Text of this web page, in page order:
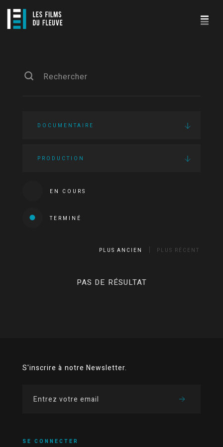
DOCUMENTAIRE
PRODUCTION
EN COURS
TERMINÉ
PLUS ANCIEN PLUS RÉCENT
PAS DE RÉSULTAT
S'inscrire à notre Newsletter.
SE CONNECTER